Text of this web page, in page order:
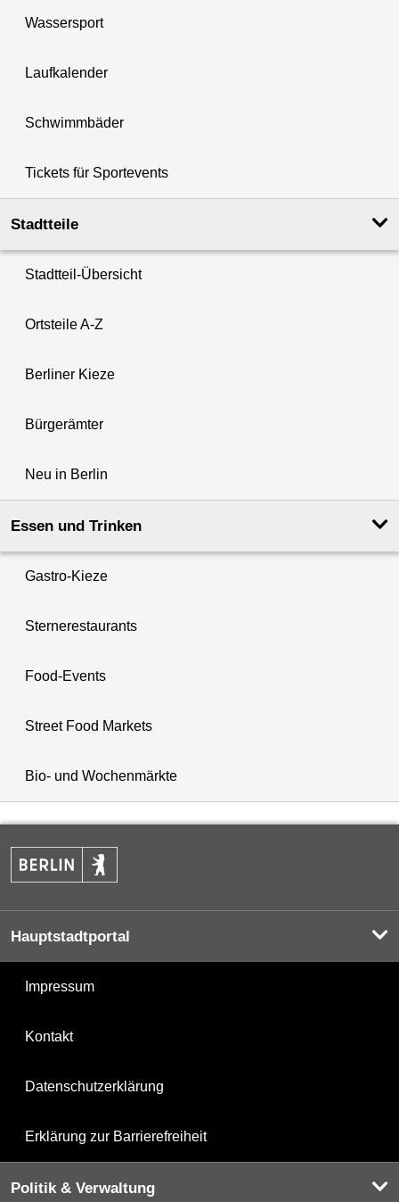
Wassersport
Laufkalender
Schwimmbäder
Tickets für Sportevents
Stadtteile
Stadtteil-Übersicht
Ortsteile A-Z
Berliner Kieze
Bürgerämter
Neu in Berlin
Essen und Trinken
Gastro-Kieze
Sternerestaurants
Food-Events
Street Food Markets
Bio- und Wochenmärkte
Hauptstadtportal
Impressum
Kontakt
Datenschutzerklärung
Erklärung zur Barrierefreiheit
Politik & Verwaltung